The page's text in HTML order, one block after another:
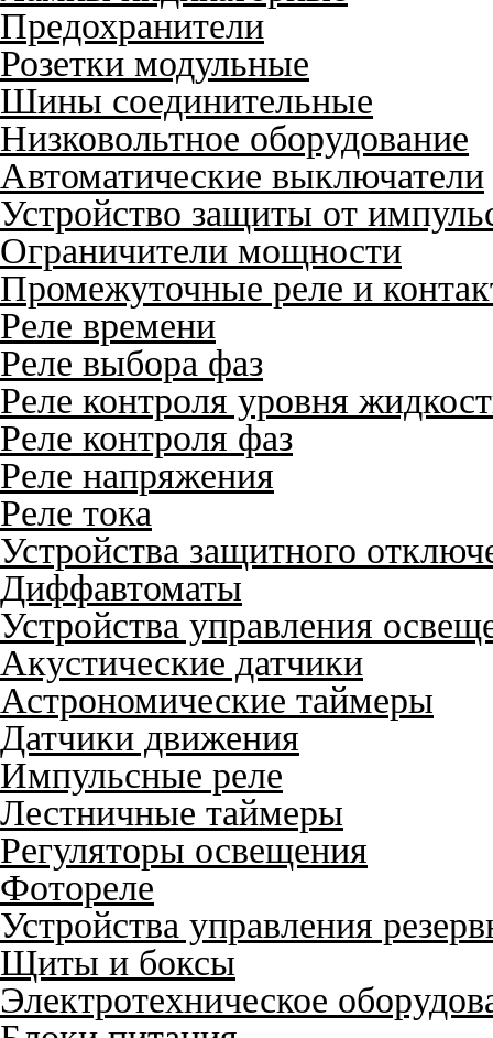
Предохранители
Розетки модульные
Шины соединительные
Низковольтное оборудование
Автоматические выключатели
Устройство защиты от
Ограничители мощности
Промежуточные реле и
Реле времени
Реле выбора фаз
Реле контроля уровня
Реле контроля фаз
Реле напряжения
Реле тока
Устройства защитного
Диффавтоматы
Устройства управления
Акустические датчики
Астрономические таймеры
Датчики движения
Импульсные реле
Лестничные таймеры
Регуляторы освещения
Фотореле
Устройства управления
Щиты и боксы
Электротехническое